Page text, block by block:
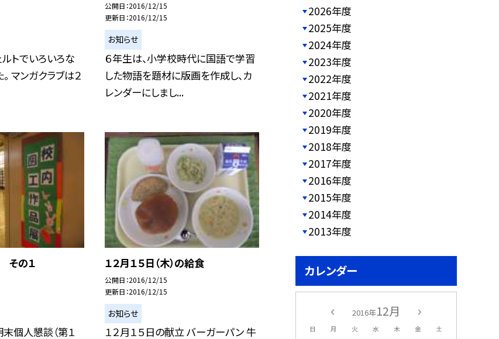
トでいろいろな
マンガクラブは２
公開日 2016/12/15
更新日 2016/12/15
お知らせ
６年生は、小学校時代に国語で学習
した物語を題材に版画を作成し、カ
レンダーにしまし...
その１
個人懇談（第１
１２月１５日（木）の給食
公開日 2016/12/15
更新日 2016/12/15
お知らせ
１２月１５日の献立 バーガーパン 牛
2026年度
2025年度
2024年度
2023年度
2022年度
2021年度
2020年度
2019年度
2018年度
2017年度
2016年度
2015年度
2014年度
2013年度
カレンダー
2016年12月
日 月 火 水 木 金 土